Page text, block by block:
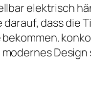
elektrisch
dass